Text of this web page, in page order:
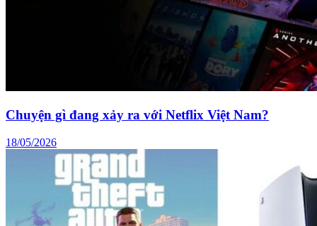
Chuyện gì đang xảy ra với Netflix Việt Nam?
18/05/2026